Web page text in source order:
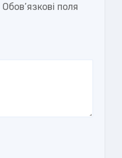
Обов’язкові поля